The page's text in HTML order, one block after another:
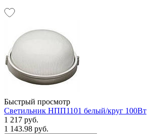
Быстрый просмотр
Светильник НПП1101 белый/круг 100Вт
1 217 руб.
1 143.98 руб.